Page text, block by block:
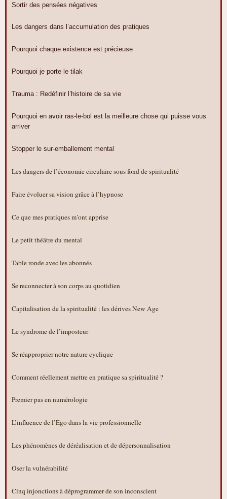
Sortir des pensées négatives
Les dangers dans l’accumulation des pratiques
Pourquoi chaque existence est précieuse
Pourquoi je porte le tilak
Trauma : Redéfinir l’histoire de sa vie
Pourquoi en avoir ras-le-bol est la meilleure chose qui puisse vous
arriver
Stopper le sur-emballement mental
Les dangers de l’économie circulaire sous fond de spiritualité
Faire évoluer sa vision grâce à l’hypnose
Ce que mes pratiques m’ont apprise
Le petit théâtre du mental
Table ronde avec les abonnés
Se reconnecter à son corps au quotidien
Capitalisation de la spiritualité : les dérives New Age
Le syndrome de l’imposteur
Se réapproprier notre nature cyclique
Comment réellement mettre en pratique sa spiritualité ?
Premier pas en numérologie
L’influence de l’Ego dans la vie professionnelle
Les phénomènes de déréalisation et de dépersonnalisation
Oser la vulnérabilité
Cinq injonctions à déprogrammer de son inconscient